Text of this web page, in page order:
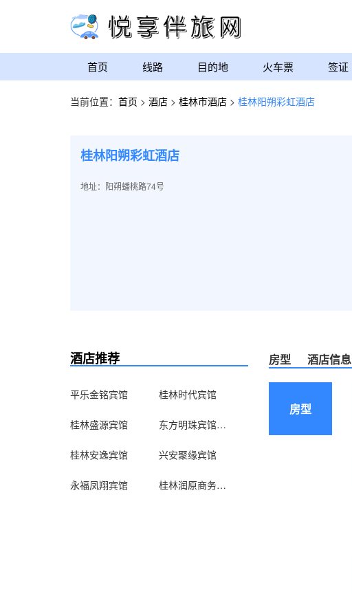
首页 线路 目的地 火车票 签证
当前位置： 首页 > 酒店 > 桂林市酒店 > 桂林阳朔彩虹酒店
桂林阳朔彩虹酒店
地址：阳朔蟠桃路74号
酒店推荐
平乐金铭宾馆 桂林时代宾馆
桂林盛源宾馆 东方明珠宾馆（兴安南楼店）
桂林安逸宾馆 兴安聚缘宾馆
永福凤翔宾馆 桂林润原商务宾馆
房型 酒店信息
房型